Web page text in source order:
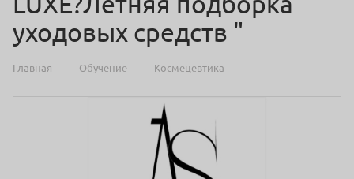
уходовых средств "
Главная — Обучение — Космецевтика